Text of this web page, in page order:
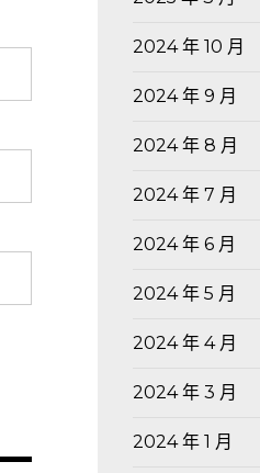
2024 年 10 月
2024 年 9 月
2024 年 8 月
2024 年 7 月
2024 年 6 月
2024 年 5 月
2024 年 4 月
2024 年 3 月
2024 年 1 月